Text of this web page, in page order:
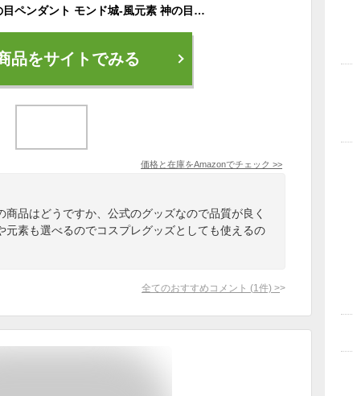
原神（げんしん）神の目ペンダント モンド城-風元素 神の目チャーム ゲーム周辺 Genshin Impact 公式グッズ
品をサイトでみる
価格と在庫をAmazonでチェック >>
品はどうですか、公式のグッズなので品質が良く
元素も選べるのでコスプレグッズとしても使えるの
全てのおすすめコメント (1 件) >